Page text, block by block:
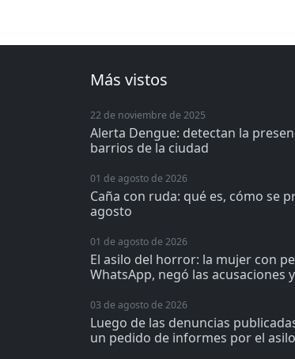
Más vistos
22 de noviembre de 2025
Alerta Dengue: detectan la
barrios de la ciudad
01 de agosto de 2026
Caña con ruda: qué es, cómo se
agosto
01 de agosto de 2026
El asilo del horror: la mujer con
WhatsApp, negó las acusaciones
03 de agosto de 2026
Luego de las denuncias
un pedido de informes por el